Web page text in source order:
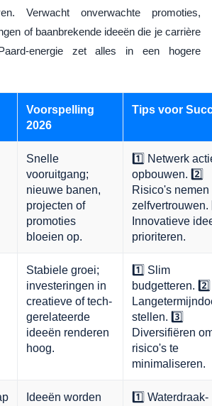
Verwacht onverwachte promoties,
of baanbrekende ideeën die je carrière
energie zet alles in een hogere
Voorspelling
2026
Tips voor
Snelle
vooruitgang;
nieuwe banen,
projecten of
promoties
bloeien op.
1️⃣ Netwerk
opbouwen. 2️⃣
Risico's nemen
zelfvertrouwen.
Innovatieve
prioriteren.
Stabiele groei;
investeringen in
creatieve of tech-
gerelateerde
ideeën renderen
hoog.
1️⃣ Slim
budgetteren. 2️⃣
stellen. 3️⃣
Diversifiëren
risico's te
minimaliseren.
Ideeën worden
1️⃣ Waterdraak-